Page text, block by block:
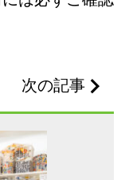
次の記事